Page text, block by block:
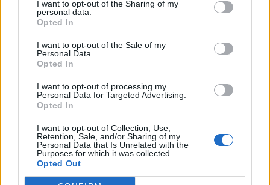
I want to opt-out of the Sharing of my
personal data.
Opted In
I want to opt-out of the Sale of my
Personal Data.
Opted In
I want to opt-out of processing my
Personal Data for Targeted Advertising.
Opted In
I want to opt-out of Collection, Use,
Retention, Sale, and/or Sharing of my
Personal Data that Is Unrelated with the
Purposes for which it was collected.
Opted Out